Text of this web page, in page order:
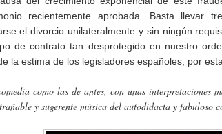
recientemente aprobada. Basta llevar
el divorcio unilateralmente y sin ningún
de contrato tan desprotegido en nuestro
la estima de los legisladores españoles, por
como las de antes, con unas interpretaciones
y sugerente música del autodidacta y fabuloso